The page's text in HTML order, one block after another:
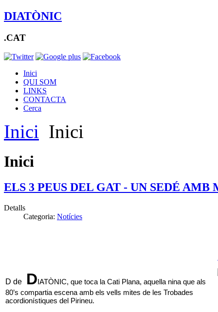
DIATÒNIC
.CAT
Inici
QUI SOM
LINKS
CONTACTA
Cerca
Inici Inici
Inici
ELS 3 PEUS DEL GAT - UN SEDÉ AMB
Detalls
Categoria: Notícies
D de DIATÒNIC, que toca la Cati Plana, aquella nina que als
80’s compartia escena amb els vells mites de les Trobades
acordionístiques del Pirineu.